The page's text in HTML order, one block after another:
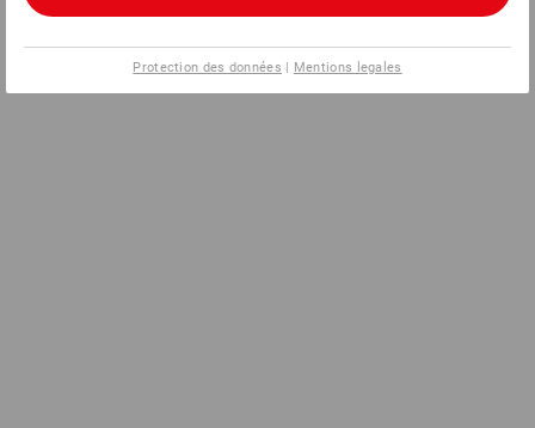
Protection des données | Mentions legales